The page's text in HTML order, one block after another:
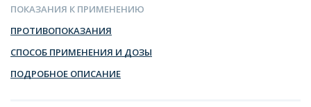
ПОКАЗАНИЯ К ПРИМЕНЕНИЮ
ПРОТИВОПОКАЗАНИЯ
СПОСОБ ПРИМЕНЕНИЯ И ДОЗЫ
ПОДРОБНОЕ ОПИСАНИЕ